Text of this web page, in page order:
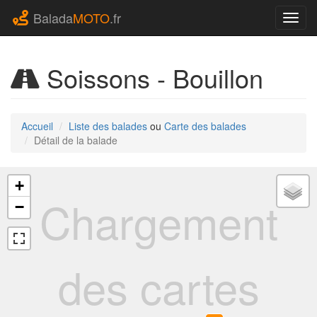
BaladaMOTO.fr
Soissons - Bouillon
Accueil Liste des balades ou Carte des balades
Détail de la balade
Chargement
des cartes
+
−